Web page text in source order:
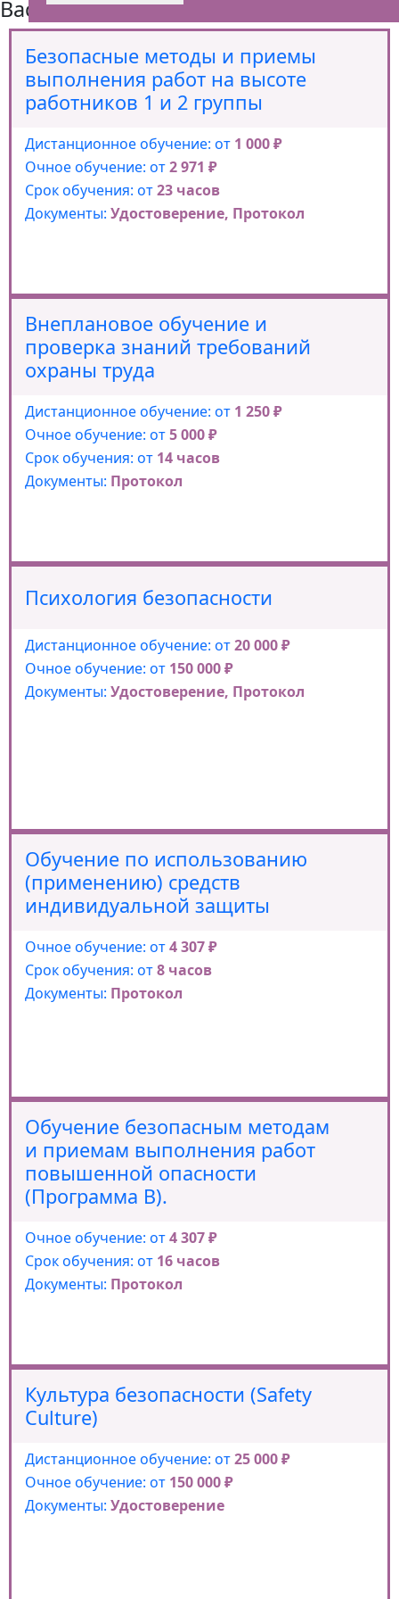
Вас также может заинтересовать
Безопасные методы и приемы
выполнения работ на высоте
работников 1 и 2 группы
Дистанционное обучение: от 1 000 ₽
Очное обучение: от2 971 ₽
Срок обучения: от23 часов
Документы: Удостоверение, Протокол
Внеплановое обучение и
проверка знаний требований
охраны труда
Дистанционное обучение: от 1 250 ₽
Очное обучение: от5 000 ₽
Срок обучения: от 14 часов
Документы: Протокол
Психология безопасности
Дистанционное обучение: от20 000 ₽
Очное обучение: от 150 000 ₽
Документы: Удостоверение, Протокол
Обучение по использованию
(применению) средств
индивидуальной защиты
Очное обучение: от4 307 ₽
Срок обучения: от8 часов
Документы: Протокол
Обучение безопасным методам
и приемам выполнения работ
повышенной опасности
(Программа В).
Очное обучение: от4 307 ₽
Срок обучения: от 16 часов
Документы: Протокол
Культура безопасности (Safety
Culture)
Дистанционное обучение: от25 000 ₽
Очное обучение: от 150 000 ₽
Документы: Удостоверение